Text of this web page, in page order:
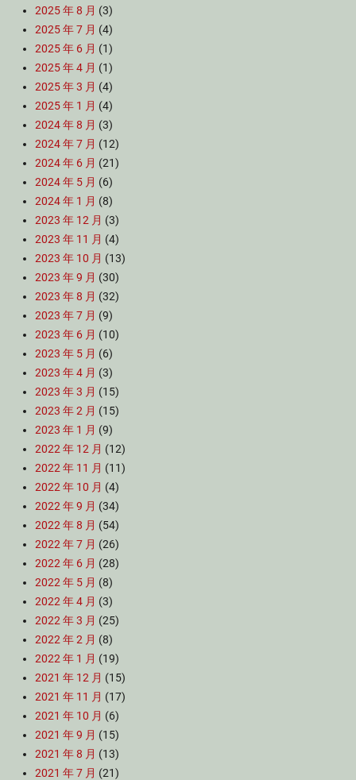
2025 年 8 月 (3)
2025 年 7 月 (4)
2025 年 6 月 (1)
2025 年 4 月 (1)
2025 年 3 月 (4)
2025 年 1 月 (4)
2024 年 8 月 (3)
2024 年 7 月 (12)
2024 年 6 月 (21)
2024 年 5 月 (6)
2024 年 1 月 (8)
2023 年 12 月 (3)
2023 年 11 月 (4)
2023 年 10 月 (13)
2023 年 9 月 (30)
2023 年 8 月 (32)
2023 年 7 月 (9)
2023 年 6 月 (10)
2023 年 5 月 (6)
2023 年 4 月 (3)
2023 年 3 月 (15)
2023 年 2 月 (15)
2023 年 1 月 (9)
2022 年 12 月 (12)
2022 年 11 月 (11)
2022 年 10 月 (4)
2022 年 9 月 (34)
2022 年 8 月 (54)
2022 年 7 月 (26)
2022 年 6 月 (28)
2022 年 5 月 (8)
2022 年 4 月 (3)
2022 年 3 月 (25)
2022 年 2 月 (8)
2022 年 1 月 (19)
2021 年 12 月 (15)
2021 年 11 月 (17)
2021 年 10 月 (6)
2021 年 9 月 (15)
2021 年 8 月 (13)
2021 年 7 月 (21)